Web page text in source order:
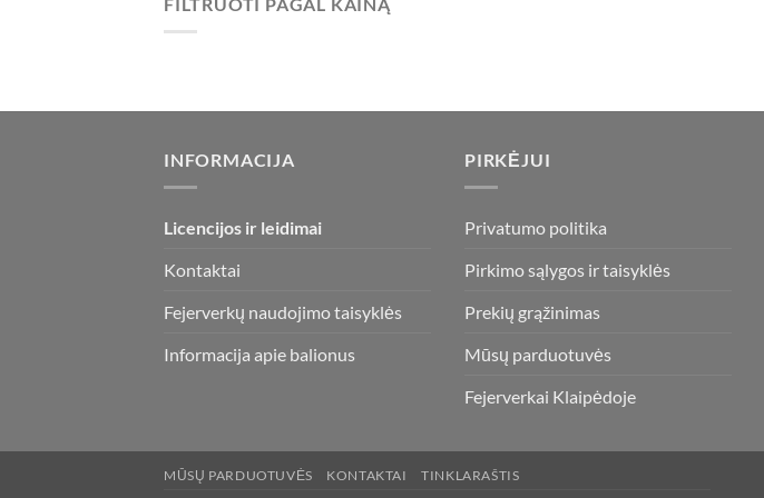
FILTRUOTI PAGAL KAINĄ
The
on
product
page
INFORMACIJA
Licencijos ir leidimai
Kontaktai
Fejerverkų naudojimo taisyklės
Informacija apie balionus
PIRKĖJUI
Privatumo politika
Pirkimo sąlygos ir taisyklės
Prekių grąžinimas
Mūsų parduotuvės
Fejerverkai Klaipėdoje
MŪSŲ PARDUOTUVĖS KONTAKTAI TINKLARAŠTIS